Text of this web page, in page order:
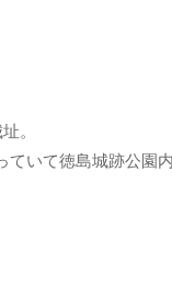
。
ていて徳島城跡公園